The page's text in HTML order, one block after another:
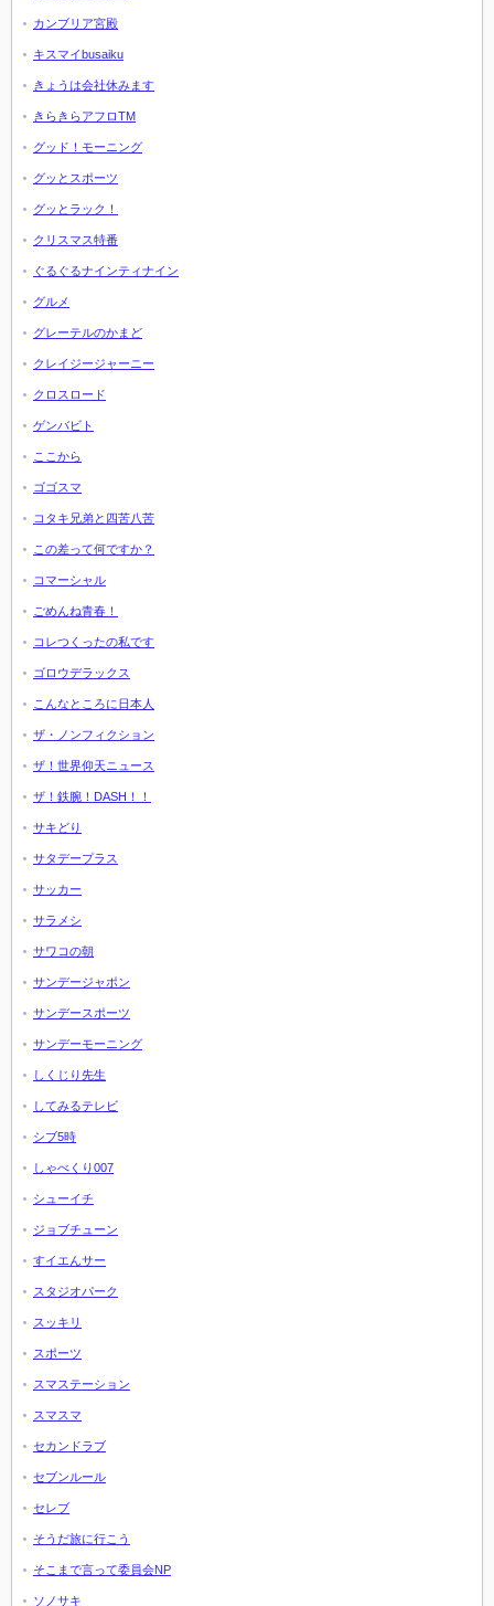
カンブリア宮殿
キスマイbusaiku
きょうは会社休みます
きらきらアフロTM
グッド！モーニング
グッとスポーツ
グッとラック！
クリスマス特番
ぐるぐるナインティナイン
グルメ
グレーテルのかまど
クレイジージャーニー
クロスロード
ゲンバビト
ここから
ゴゴスマ
コタキ兄弟と四苦八苦
この差って何ですか？
コマーシャル
ごめんね青春！
コレつくったの私です
ゴロウデラックス
こんなところに日本人
ザ・ノンフィクション
ザ！世界仰天ニュース
ザ！鉄腕！DASH！！
サキどり
サタデープラス
サッカー
サラメシ
サワコの朝
サンデージャポン
サンデースポーツ
サンデーモーニング
しくじり先生
してみるテレビ
シブ5時
しゃべくり007
シューイチ
ジョブチューン
すイエんサー
スタジオパーク
スッキリ
スポーツ
スマステーション
スマスマ
セカンドラブ
セブンルール
セレブ
そうだ旅に行こう
そこまで言って委員会NP
ソノサキ